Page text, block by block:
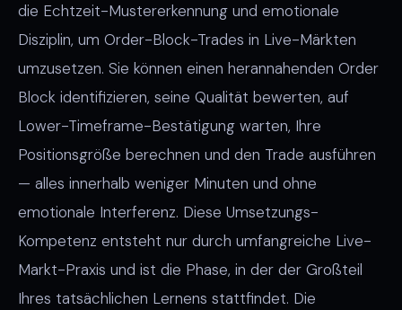
die Echtzeit-Mustererkennung und emotionale
Disziplin, um Order-Block-Trades in Live-Märkten
umzusetzen. Sie können einen herannahenden Order
Block identifizieren, seine Qualität bewerten, auf
Lower-Timeframe-Bestätigung warten, Ihre
Positionsgröße berechnen und den Trade ausführen
— alles innerhalb weniger Minuten und ohne
emotionale Interferenz. Diese Umsetzungs-
Kompetenz entsteht nur durch umfangreiche Live-
Markt-Praxis und ist die Phase, in der der Großteil
Ihres tatsächlichen Lernens stattfindet. Die